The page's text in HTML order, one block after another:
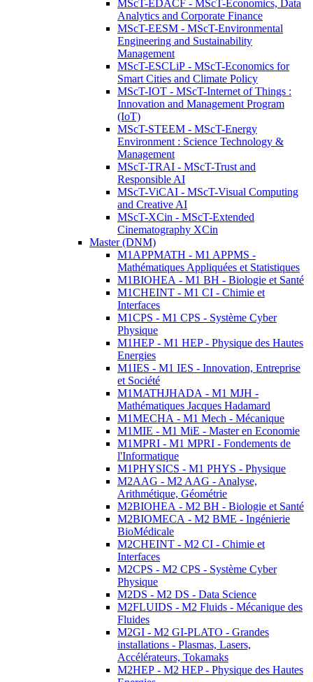
MScT-EDACF - MScT-Economics, Data
Analytics and Corporate Finance
MScT-EESM - MScT-Environmental
Engineering and Sustainability
Management
MScT-ESCLiP - MScT-Economics for
Smart Cities and Climate Policy
MScT-IOT - MScT-Internet of Things :
Innovation and Management Program
(IoT)
MScT-STEEM - MScT-Energy
Environment : Science Technology &
Management
MScT-TRAI - MScT-Trust and
Responsible AI
MScT-ViCAI - MScT-Visual Computing
and Creative AI
MScT-XCin - MScT-Extended
Cinematography XCin
Master (DNM)
M1APPMATH - M1 APPMS -
Mathématiques Appliquées et Statistiques
M1BIOHEA - M1 BH - Biologie et Santé
M1CHEINT - M1 CI - Chimie et
Interfaces
M1CPS - M1 CPS - Système Cyber
Physique
M1HEP - M1 HEP - Physique des Hautes
Energies
M1IES - M1 IES - Innovation, Entreprise
et Société
M1MATHJHADA - M1 MJH -
Mathématiques Jacques Hadamard
M1MECHA - M1 Mech - Mécanique
M1MIE - M1 MiE - Master en Economie
M1MPRI - M1 MPRI - Fondements de
l'Informatique
M1PHYSICS - M1 PHYS - Physique
M2AAG - M2 AAG - Analyse,
Arithmétique, Géométrie
M2BIOHEA - M2 BH - Biologie et Santé
M2BIOMECA - M2 BME - Ingénierie
BioMédicale
M2CHEINT - M2 CI - Chimie et
Interfaces
M2CPS - M2 CPS - Système Cyber
Physique
M2DS - M2 DS - Data Science
M2FLUIDS - M2 Fluids - Mécanique des
Fluides
M2GI - M2 GI-PLATO - Grandes
installations - Plasmas, Lasers,
Accélérateurs, Tokamaks
M2HEP - M2 HEP - Physique des Hautes